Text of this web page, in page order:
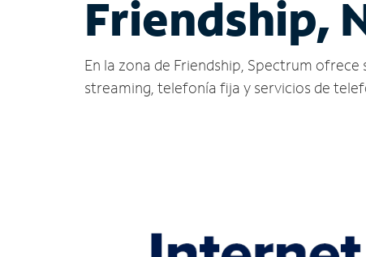
Friendship,
En la zona de Friendship, Spectrum
streaming, telefonía fija y servicios de